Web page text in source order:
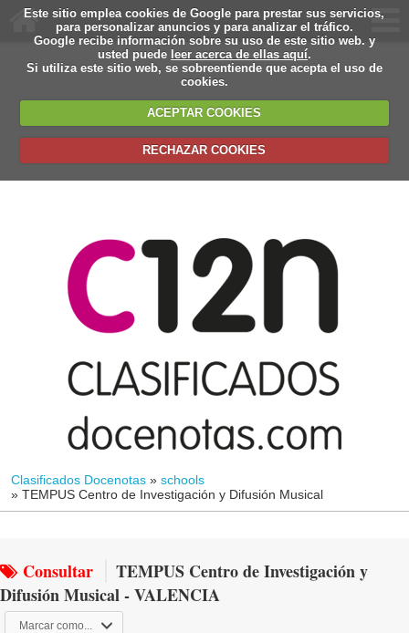
Este sitio emplea cookies de Google para prestar sus servicios,
para personalizar anuncios y para analizar el tráfico.
Google recibe información sobre su uso de este sitio web. y
usted puede leer acerca de ellas aquí.
Si utiliza este sitio web, se sobreentiende que acepta el uso de
cookies.
ACEPTAR COOKIES
RECHAZAR COOKIES
Clasificados Docenotas » schools
» TEMPUS Centro de Investigación y Difusión Musical
Consultar
TEMPUS Centro de Investigación y
Difusión Musical - VALENCIA
Marcar como...